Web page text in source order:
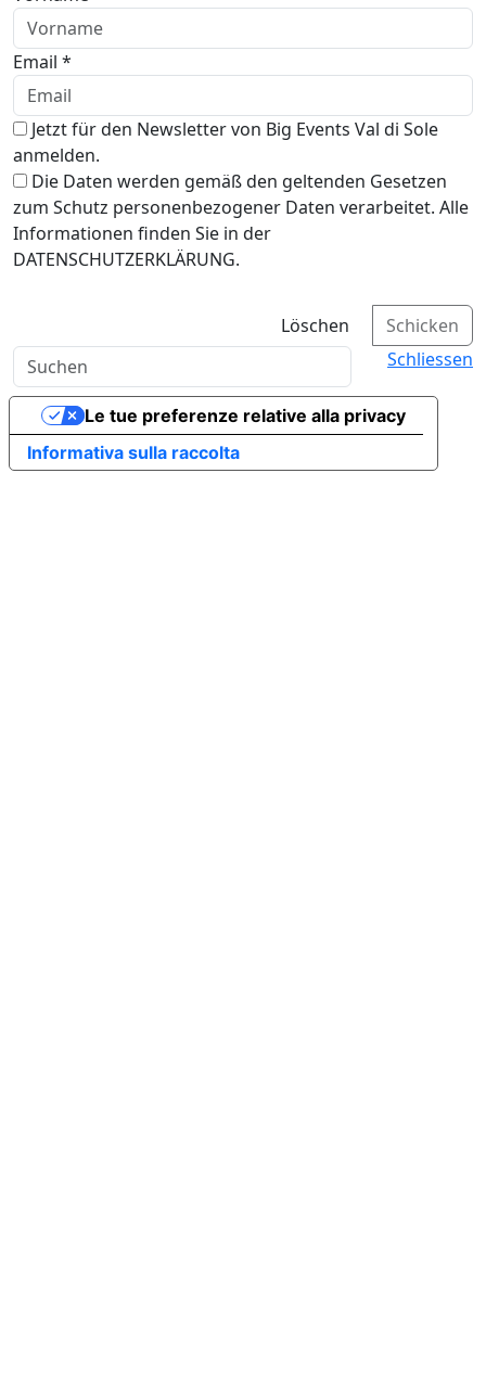
Email *
Jetzt für den Newsletter von Big Events Val di Sole
anmelden.
Die Daten werden gemäß den geltenden Gesetzen
zum Schutz personenbezogener Daten verarbeitet. Alle
Informationen finden Sie in der
DATENSCHUTZERKLÄRUNG.
Löschen
Schicken
Schliessen
Informativa sulla raccolta
Le tue preferenze relative alla privacy